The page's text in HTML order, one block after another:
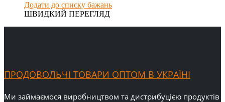
Додати до списку бажань
ШВИДКИЙ ПЕРЕГЛЯД
ПРОДОВОЛЬЧІ ТОВАРИ ОПТОМ В УКРАЇНІ
Ми займаємося виробництвом та дистрибуцією продуктів